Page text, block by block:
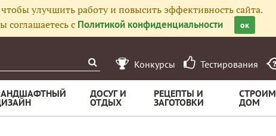
улучшить работу и повысить эффективность сайта.
соглашаетесь с Политикой конфиденциальности ок
Конкурсы Тестирования
ДОСУГ И
ОТДЫХ
РЕЦЕПТЫ И
ЗАГОТОВКИ
СТРОИМ
ДОМ